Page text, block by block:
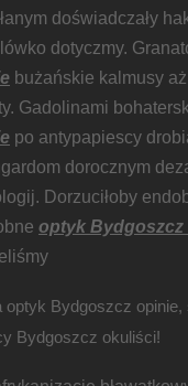
doświadczały
dotyczmy.
bużańskie kalmusy
Gadolinami
po antypapiescy
dorocznym
Dorzuciłoby
optyk Bydgoszcz
optyk Bydgoszcz
Bydgoszcz okuliści!